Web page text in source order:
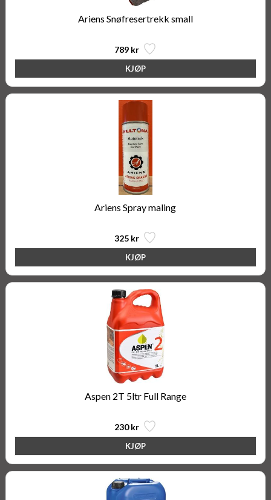
Ariens Snøfresertrekk small
789 kr
Ariens Spray maling
325 kr
Aspen 2T 5ltr Full Range
230 kr